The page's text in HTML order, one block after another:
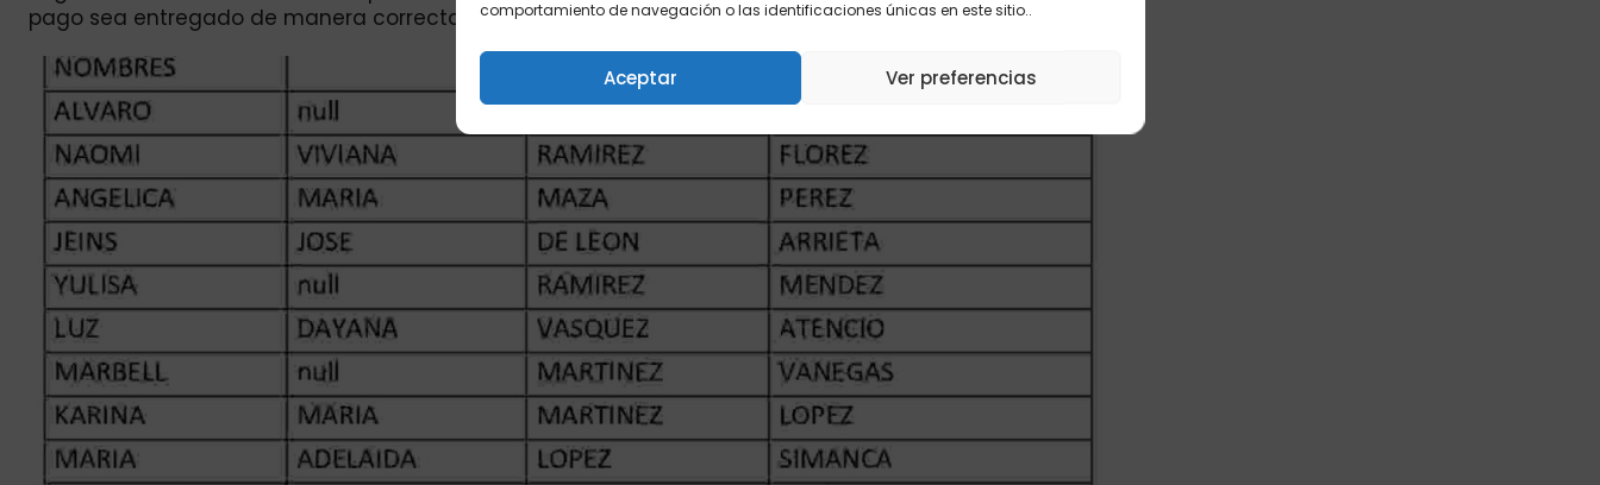
comportamiento de navegación o las identificaciones únicas en este sitio..
Aceptar Ver preferencias
pago sea entregado de manera correcta y segura.